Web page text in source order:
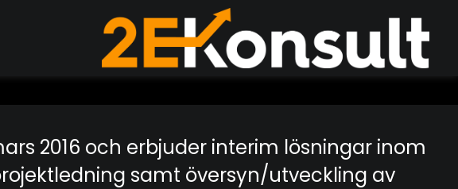
2016 och erbjuder interim lösningar inom
samt översyn/utveckling av